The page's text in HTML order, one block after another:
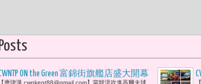
ON the Green 富錦街旗艦店盛大開幕
【應瑋漢 cwnkent88@gmail.com】當韓流吹進高爾夫球